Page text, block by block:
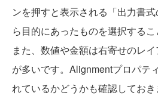
ンを押すと表示される「出力書
ら目的にあったものを選択するこ
また、数値や金額は右寄せのレ
が多いです。Alignmentプロパテ
れているかどうかも確認しておき